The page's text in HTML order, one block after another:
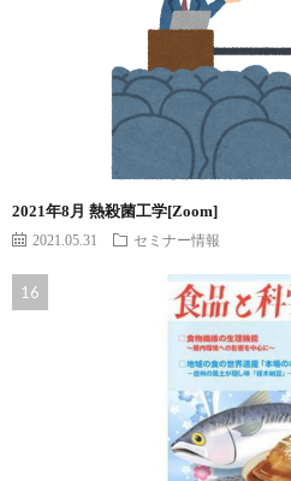
2021年8月 熱殺菌工学[Zoom]
2021.05.31 セミナー情報